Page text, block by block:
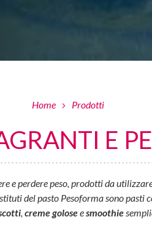
Home Prodotti
E
e perdere peso, prodotti da
del pasto Pesoforma sono
, creme goloseesmoothie